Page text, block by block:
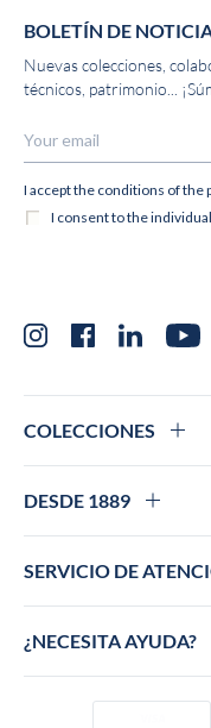
BOLETÍN DE
Nuevas colecciones,
técnicos, patrimonio...
InstagramFacebookLinkedIn
COLECCIONES
DESDE 1889
SERVICIO DE
¿NECESITA AYUDA?